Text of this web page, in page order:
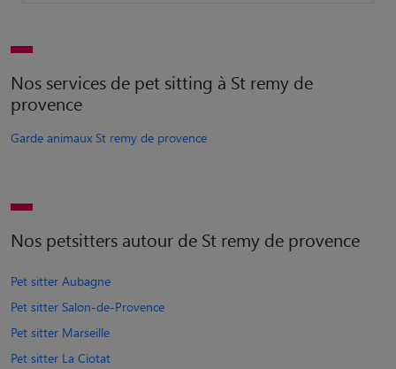
Nos services de pet sitting à St remy de
provence
Garde animaux St remy de provence
Nos petsitters autour de St remy de provence
Pet sitter Aubagne
Pet sitter Salon-de-Provence
Pet sitter Marseille
Pet sitter La Ciotat